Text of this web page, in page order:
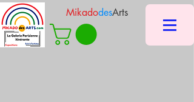
MikadodesArts